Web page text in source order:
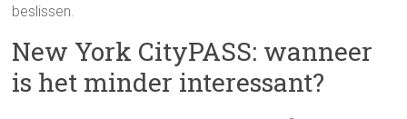
beslissen.
New York CityPASS: wanneer
is het minder interessant?